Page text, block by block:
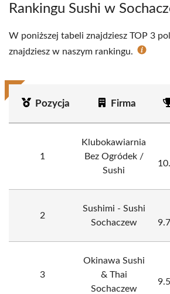
Rankingu Sushi w
W poniższej tabeli znajdziesz TOP 3
znajdziesz w naszym rankingu.
Pozycja Firma
1
Klubokawiarnia
Bez Ogródek /
Sushi
2
Sushimi - Sushi
Sochaczew
3
Okinawa Sushi
& Thai
Sochaczew